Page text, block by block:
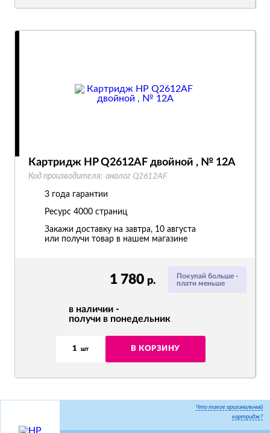
Покупай больше -
плати меньше
1 780 р.
в наличии -
получи в понедельник
1 шт В КОРЗИНУ
Картридж HP Q2612AF двойной , № 12A
Код производителя: аналог Q2612AF
3 года гарантии
Ресурс 4000 страниц
Закажи доставку на завтра, 10 августа
или получи товар в нашем магазине
Что такое оригинальный
картридж?